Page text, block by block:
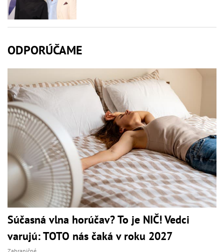
ODPORÚČAME
Súčasná vlna horúčav? To je NIČ! Vedci
varujú: TOTO nás čaká v roku 2027